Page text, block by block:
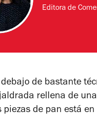
Editora de
de bastante
rellena de
piezas de pan está